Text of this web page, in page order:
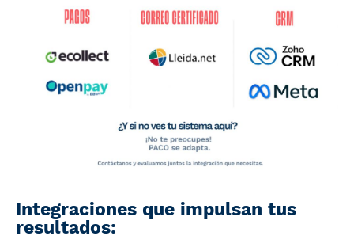
Integraciones que impulsan tus
resultados: